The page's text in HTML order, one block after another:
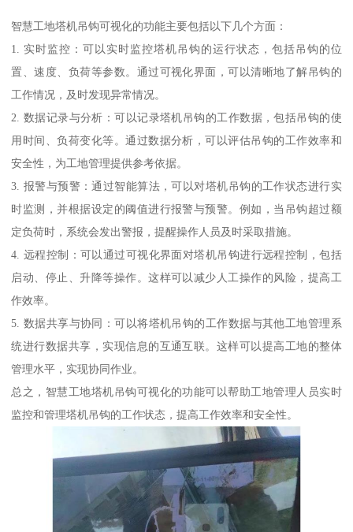
智慧工地塔机吊钩可视化的功能主要包括以下几个方面：
1. 实时监控：可以实时监控塔机吊钩的运行状态，包括吊钩的位
置、速度、负荷等参数。通过可视化界面，可以清晰地了解吊钩的
工作情况，及时发现异常情况。
2. 数据记录与分析：可以记录塔机吊钩的工作数据，包括吊钩的使
用时间、负荷变化等。通过数据分析，可以评估吊钩的工作效率和
安全性，为工地管理提供参考依据。
3. 报警与预警：通过智能算法，可以对塔机吊钩的工作状态进行实
时监测，并根据设定的阈值进行报警与预警。例如，当吊钩超过额
定负荷时，系统会发出警报，提醒操作人员及时采取措施。
4. 远程控制：可以通过可视化界面对塔机吊钩进行远程控制，包括
启动、停止、升降等操作。这样可以减少人工操作的风险，提高工
作效率。
5. 数据共享与协同：可以将塔机吊钩的工作数据与其他工地管理系
统进行数据共享，实现信息的互通互联。这样可以提高工地的整体
管理水平，实现协同作业。
总之，智慧工地塔机吊钩可视化的功能可以帮助工地管理人员实时
监控和管理塔机吊钩的工作状态，提高工作效率和安全性。